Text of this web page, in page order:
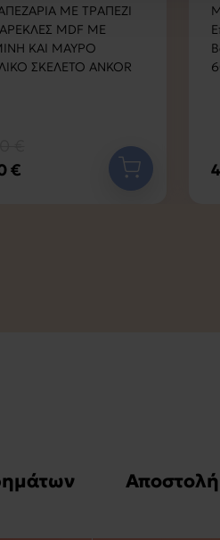
ΜΕ ΤΡΑΠΕΖΙ
MDF ΜΕ
KAI ΜΑΥΡΟ
ΣΚΕΛΕΤΟ ANKOR
€